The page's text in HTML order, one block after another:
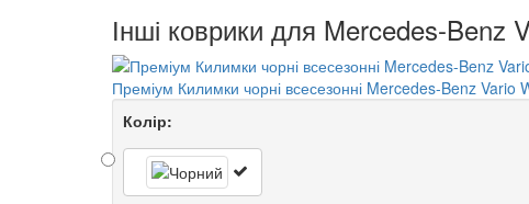
Інші коврики для Mercedes-Benz
Преміум Килимки чорні всесезонні Mercedes-Benz
Колір: